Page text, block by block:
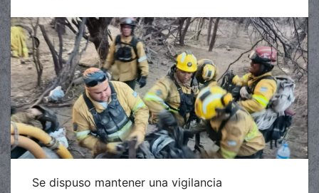
Se dispuso mantener una vigilancia